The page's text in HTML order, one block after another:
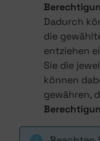
Dadurch
die
entziehen
Sie die
können
gewähren,